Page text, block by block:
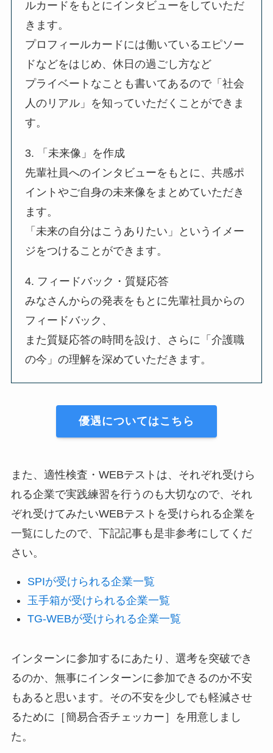
ルカードをもとにインタビューをしていただ
きます。
プロフィールカードには働いているエピソー
ドなどをはじめ、休日の過ごし方など
プライベートなことも書いてあるので「社会
人のリアル」を知っていただくことができま
す。
3. 「未来像」を作成
先輩社員へのインタビューをもとに、共感ポ
イントやご自身の未来像をまとめていただき
ます。
「未来の自分はこうありたい」というイメー
ジをつけることができます。
4. フィードバック・質疑応答
みなさんからの発表をもとに先輩社員からの
フィードバック、
また質疑応答の時間を設け、さらに「介護職
の今」の理解を深めていただきます。
優遇についてはこちら
また、適性検査・WEBテストは、それぞれ受けら
れる企業で実践練習を行うのも大切なので、それ
ぞれ受けてみたいWEBテストを受けられる企業を
一覧にしたので、下記記事も是非参考にしてくだ
さい。
SPIが受けられる企業一覧
玉手箱が受けられる企業一覧
TG-WEBが受けられる企業一覧
インターンに参加するにあたり、選考を突破でき
るのか、無事にインターンに参加できるのか不安
もあると思います。その不安を少しでも軽減させ
るために［簡易合否チェッカー］を用意しまし
た。